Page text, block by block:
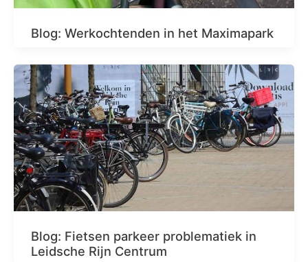
Blog: Werkochtenden in het Maximapark
Blog: Fietsen parkeer problematiek in
Leidsche Rijn Centrum